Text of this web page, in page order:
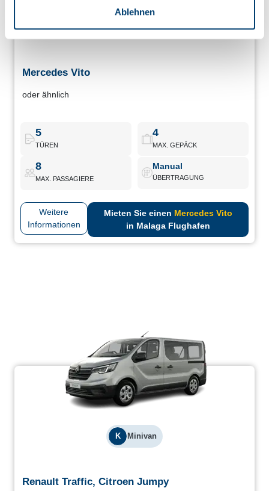
Ablehnen
K2 Minivan
Mercedes Vito
oder ähnlich
5
TÜREN
4
MAX. GEPÄCK
8
MAX. PASSAGIERE
Manual
ÜBERTRAGUNG
Weitere
Informationen
Mieten Sie einen Mercedes Vito
in Malaga Flughafen
Großer Van mit Mercedes-Stil und moderner Ausstattung.
Buchen
K Minivan
Renault Traffic, Citroen Jumpy
Renault Traffic, Citroen Jumpy